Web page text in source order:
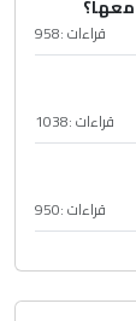
قراءات :958
قراءات :1038
قراءات :950